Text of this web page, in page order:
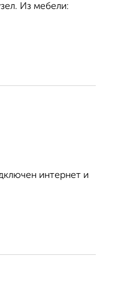
Из мебели:
интернет и